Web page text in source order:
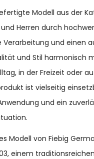
Modell aus der
Herren durch
Verarbeitung und einen
und Stil harmonisch
in der Freizeit oder
ist vielseitig
und ein
Modell von Fiebig
einem traditionsreichen